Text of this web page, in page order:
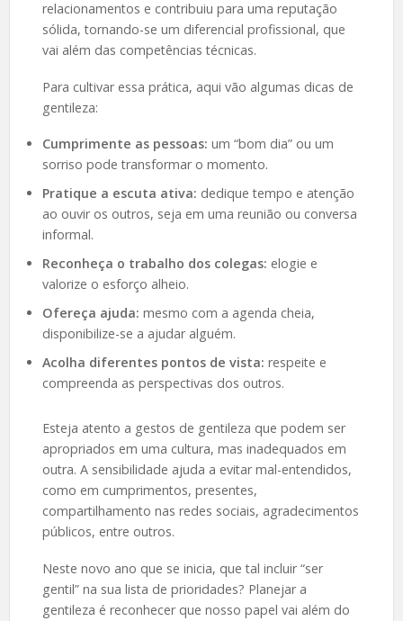
relacionamentos e contribuiu para uma reputação
sólida, tornando-se um diferencial profissional, que
vai além das competências técnicas.
Para cultivar essa prática, aqui vão algumas dicas de
gentileza:
Cumprimente as pessoas: um “bom dia” ou um
sorriso pode transformar o momento.
Pratique a escuta ativa: dedique tempo e atenção
ao ouvir os outros, seja em uma reunião ou conversa
informal.
Reconheça o trabalho dos colegas: elogie e
valorize o esforço alheio.
Ofereça ajuda: mesmo com a agenda cheia,
disponibilize-se a ajudar alguém.
Acolha diferentes pontos de vista: respeite e
compreenda as perspectivas dos outros.
Esteja atento a gestos de gentileza que podem ser
apropriados em uma cultura, mas inadequados em
outra. A sensibilidade ajuda a evitar mal-entendidos,
como em cumprimentos, presentes,
compartilhamento nas redes sociais, agradecimentos
públicos, entre outros.
Neste novo ano que se inicia, que tal incluir “ser
gentil” na sua lista de prioridades? Planejar a
gentileza é reconhecer que nosso papel vai além do